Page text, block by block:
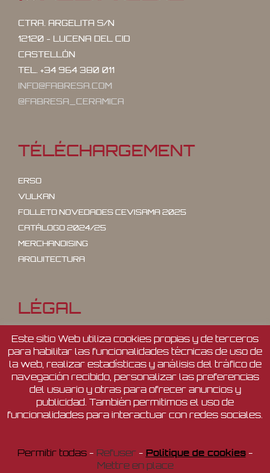
CTRA. ARGELITA S/N
12120 - LUCENA DEL CID
CASTELLÓN
TEL. +34 964 380 011
INFO@FABRESA.COM
@FABRESA_CERAMICA
TÉLÉCHARGEMENT
ERSO
VULKAN
FOLLETO NOVEDADES CEVISAMA 2025
CATÁLOGO 2024/25
MERCHANDISING
ARQUITECTURA
LÉGAL
CANAL DE RÉCLAMATION
POLITIQUE DE CONFIDENTIALITÉ
POLITIQUE DE COOKIES
MENTIONS LÉGALES
Copyright 2026 - FABRESA - All rights reserved
Este sitio Web utiliza cookies propias y de terceros
para habilitar las funcionalidades técnicas de uso de
la web, realizar estadísticas y análisis del tráfico de
navegación recibido, personalizar las preferencias
del usuario y otras para ofrecer anuncios y
publicidad. También permitimos el uso de
funcionalidades para interactuar con redes sociales.
Permitir todas- Refuser- Politique de cookies-
Mettre en place